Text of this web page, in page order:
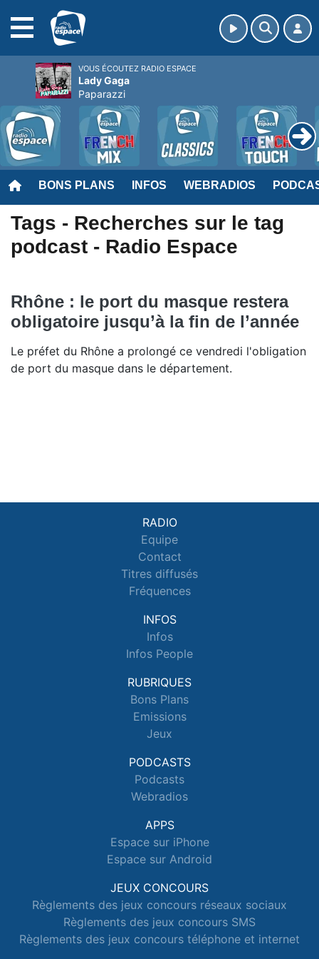
BONS PLANS INFOS WEBRADIOS
Tags - Recherches sur le tag
podcast - Radio Espace
Rhône : le port du masque restera
obligatoire jusqu’à la fin de l’année
Le préfet du Rhône a prolongé ce vendredi l'obligation
de port du masque dans le département.
RADIO
Equipe
Contact
Titres diffusés
Fréquences
INFOS
Infos
Infos People
RUBRIQUES
Bons Plans
Emissions
Jeux
PODCASTS
Podcasts
Webradios
APPS
Espace sur iPhone
Espace sur Android
JEUX CONCOURS
Règlements des jeux concours réseaux sociaux
Règlements des jeux concours SMS
Règlements des jeux concours téléphone et internet
VOUS ÉCOUTEZ RADIO ESPACE
Lady Gaga
Paparazzi